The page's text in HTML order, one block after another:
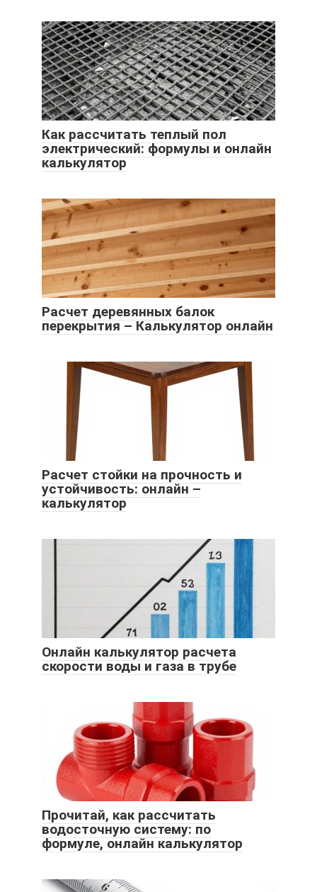
Как рассчитать теплый пол
электрический: формулы и онлайн
калькулятор
Расчет деревянных балок
перекрытия – Калькулятор онлайн
Расчет стойки на прочность и
устойчивость: онлайн –
калькулятор
Онлайн калькулятор расчета
скорости воды и газа в трубе
Прочитай, как рассчитать
водосточную систему: по
формуле, онлайн калькулятор